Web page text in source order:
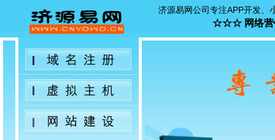
济源易网公司专注APP开发、
☆☆☆ 网络营